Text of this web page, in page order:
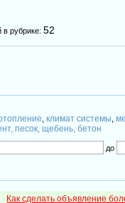
в рубрике:52
,климат системы ,
песок, щебень, бетон
до
Как сделать объявление